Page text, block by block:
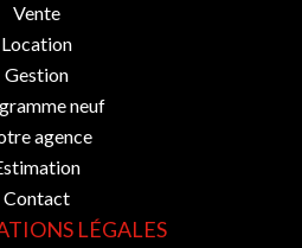
Vente
Location
Gestion
neuf
agence
Contact
LÉGALES